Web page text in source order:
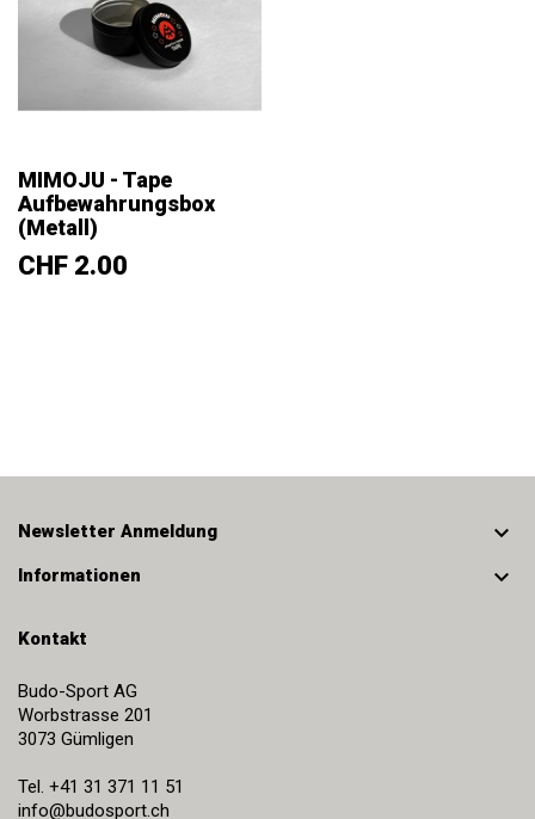
MIMOJU - Tape
Aufbewahrungsbox
(Metall)
Preis
CHF 2.00
Newsletter Anmeldung 
Informationen 
Kontakt
Budo-Sport AG
Worbstrasse 201
3073 Gümligen
Tel. +41 31 371 11 51
info@budosport.ch